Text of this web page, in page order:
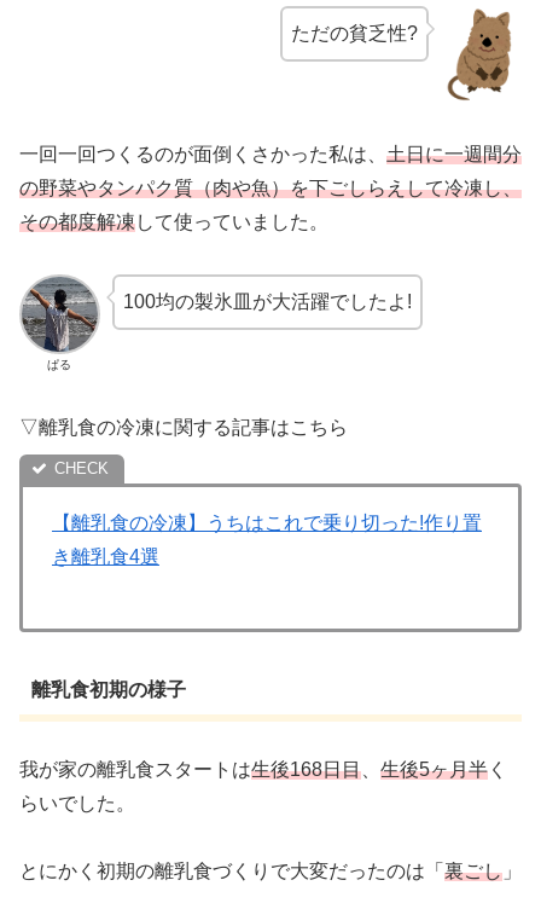
ただの貧乏性?
一回一回つくるのが面倒くさかった私は、 土日に一週間分
の野菜やタンパク質（肉や魚）を下ごしらえして冷凍し、
その都度解凍して使っていました。
ぱる
100均の製氷皿が大活躍でしたよ!
▽離乳食の冷凍に関する記事はこちら
【離乳食の冷凍】うちはこれで乗り切った!作り置
き離乳食4選
離乳食初期の様子
我が家の離乳食スタートは生後168日目 生後5ヶ月半 く
らいでした。
とにかく初期の離乳食づくりで大変だったのは「 裏ごし 」